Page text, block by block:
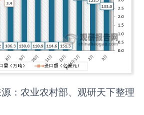
：农业农村部、观研天下整理